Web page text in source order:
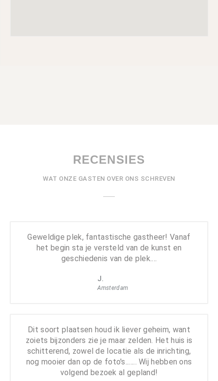
RECENSIES
WAT ONZE GASTEN OVER ONS SCHREVEN
Geweldige plek, fantastische gastheer! Vanaf
het begin sta je versteld van de kunst en
geschiedenis van de plek....
J.
Amsterdam
Dit soort plaatsen houd ik liever geheim, want
zoiets bijzonders zie je maar zelden. Het huis is
schitterend, zowel de locatie als de inrichting,
nog mooier dan op de foto's....... Wij hebben ons
volgend bezoek al gepland!